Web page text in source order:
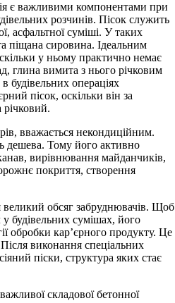
є важливими компонентами при
розчинів. Пісок служить
асфальтної суміші. У таких
піщана сировина. Ідеальним
у ньому практично немає
глина вимита з нього річковим
будівельних операціях
пісок, оскільки він за
вважається некондиційним.
дешева. Тому його активно
вирівнювання майданчиків,
покриття, створення
великий обсяг забруднювачів. Щоб
у будівельних сумішах, його
обробки кар’єрного продукту. Це
виконання спеціальних
піски, структура яких стає
складової бетонної